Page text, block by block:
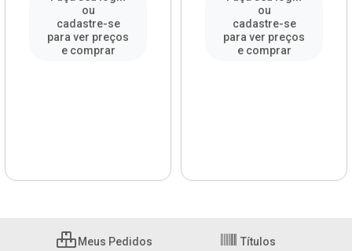
ou
cadastre-se
para ver preços
e comprar
ou
cadastre-se
para ver preços
e comprar
Meus Pedidos Títulos